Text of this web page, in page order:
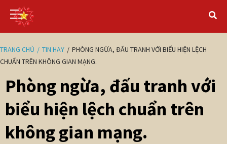
TRANG CHỦ TIN HAY
PHÒNG NGỪA, ĐẤU TRANH VỚI BIỂU HIỆN LỆCH
CHUẨN TRÊN KHÔNG GIAN MẠNG.
Phòng ngừa, đấu tranh với
biểu hiện lệch chuẩn trên
không gian mạng.